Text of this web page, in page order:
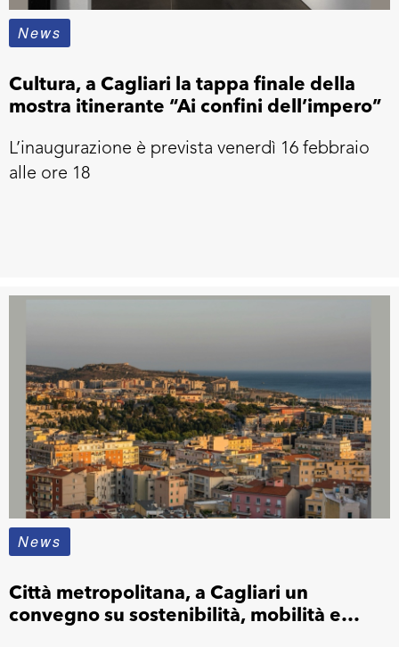
News
Cultura, a Cagliari la tappa finale della
mostra itinerante “Ai confini dell’impero”
L’inaugurazione è prevista venerdì 16 febbraio
alle ore 18
News
Città metropolitana, a Cagliari un
convegno su sostenibilità, mobilità e